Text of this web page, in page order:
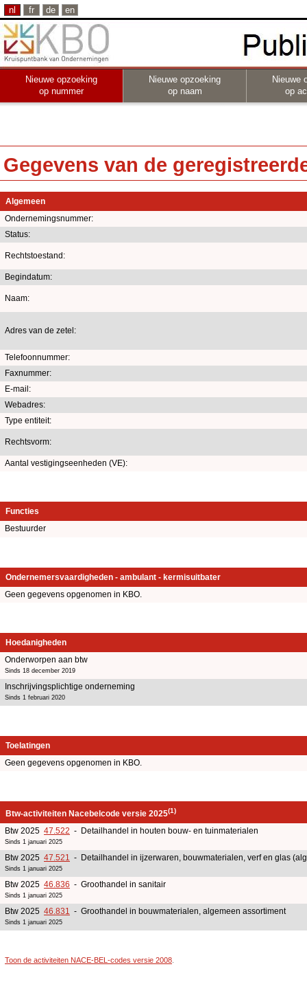
nl fr de en
Nieuwe opzoeking
op nummer
Nieuwe opzoeking
op naam
Nieuwe
op
Gegevens van de
Algemeen
Ondernemingsnummer:
Status:
Rechtstoestand:
Begindatum:
Naam:
Adres van de zetel:
Telefoonnummer:
Faxnummer:
E-mail:
Webadres:
Type entiteit:
Rechtsvorm:
Aantal vestigingseenheden (VE):
Functies
Bestuurder
Ondernemersvaardigheden - ambulant - kermisuitbater
Geen gegevens opgenomen in KBO.
Hoedanigheden
Onderworpen aan btw
Sinds 18 december 2019
Inschrijvingsplichtige onderneming
Sinds 1 februari 2020
Toelatingen
Geen gegevens opgenomen in KBO.
Btw-activiteiten Nacebelcode versie 2025(1)
Btw 2025 47.522 - Detailhandel in houten bouw- en tuinmaterialen
Sinds 1 januari 2025
Btw 2025 47.521 - Detailhandel in ijzerwaren, bouwmaterialen, verf en glas
Sinds 1 januari 2025
Btw 2025 46.836 - Groothandel in sanitair
Sinds 1 januari 2025
Btw 2025 46.831 - Groothandel in bouwmaterialen, algemeen assortiment
Sinds 1 januari 2025
Toon de activiteiten NACE-BEL-codes versie 2008